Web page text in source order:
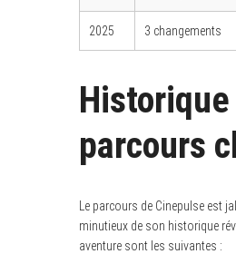
2025 3 changements
parcours
Le parcours de Cinepulse est
minutieux de son historique
aventure sont les suivantes :